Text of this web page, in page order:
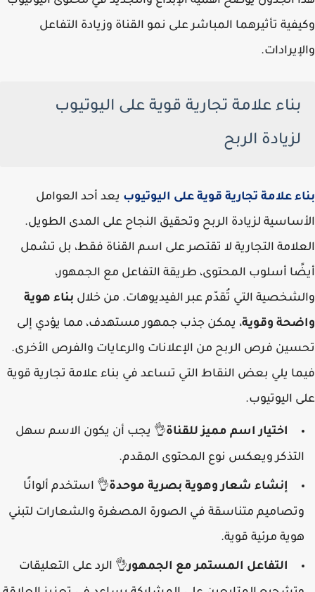
وكيفية تأثيرهما المباشر على نمو القناة وزيادة التفاعل
والإيرادات.
بناء علامة تجارية قوية على اليوتيوب
لزيادة الربح
بناء علامة تجارية قوية على اليوتيوب يعد أحد العوامل
الأساسية لزيادة الربح وتحقيق النجاح على المدى الطويل.
العلامة التجارية لا تقتصر على اسم القناة فقط، بل تشمل
أيضًا أسلوب المحتوى، طريقة التفاعل مع الجمهور،
والشخصية التي تُقدّم عبر الفيديوهات. من خلال بناء هوية
واضحة وقوية، يمكن جذب جمهور مستهدف، مما يؤدي إلى
تحسين فرص الربح من الإعلانات والرعايات والفرص الأخرى.
فيما يلي بعض النقاط التي تساعد في بناء علامة تجارية قوية
على اليوتيوب.
اختيار اسم مميز للقناة👌 يجب أن يكون الاسم سهل
التذكر ويعكس نوع المحتوى المقدم.
إنشاء شعار وهوية بصرية موحدة👌 استخدم ألوانًا
وتصاميم متناسقة في الصورة المصغرة والشعارات لتبني
هوية مرئية قوية.
التفاعل المستمر مع الجمهور👌 الرد على التعليقات